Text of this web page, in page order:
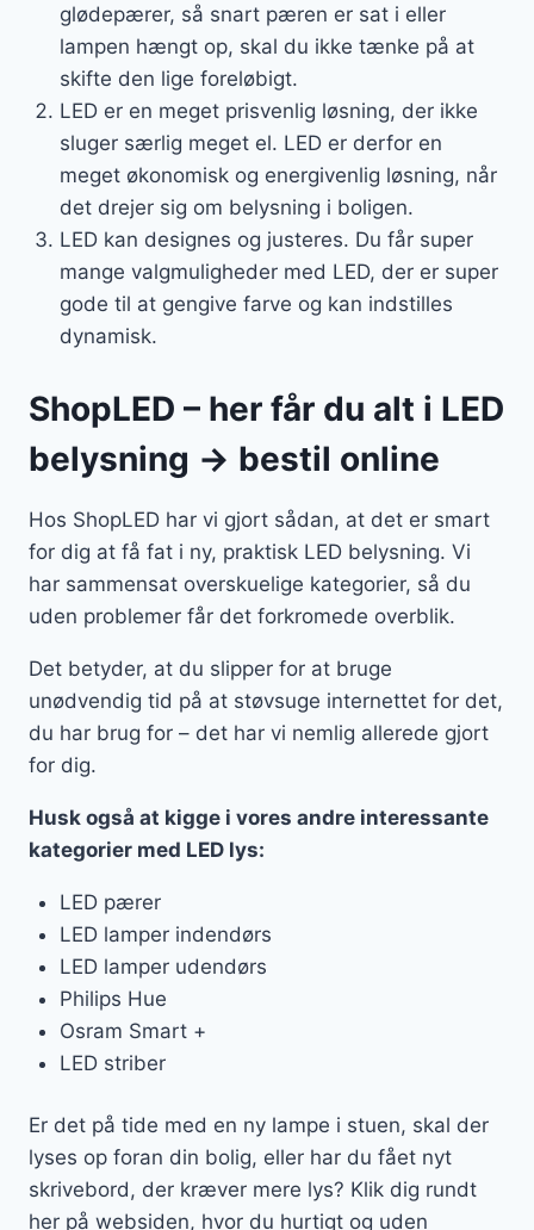
glødepærer, så snart pæren er sat i eller
lampen hængt op, skal du ikke tænke på at
skifte den lige foreløbigt.
LED er en meget prisvenlig løsning, der ikke
sluger særlig meget el. LED er derfor en
meget økonomisk og energivenlig løsning, når
det drejer sig om belysning i boligen.
LED kan designes og justeres. Du får super
mange valgmuligheder med LED, der er super
gode til at gengive farve og kan indstilles
dynamisk.
ShopLED – her får du alt i LED
belysning → bestil online
Hos ShopLED har vi gjort sådan, at det er smart
for dig at få fat i ny, praktisk LED belysning. Vi
har sammensat overskuelige kategorier, så du
uden problemer får det forkromede overblik.
Det betyder, at du slipper for at bruge
unødvendig tid på at støvsuge internettet for det,
du har brug for – det har vi nemlig allerede gjort
for dig.
Husk også at kigge i vores andre interessante
kategorier med LED lys:
LED pærer
LED lamper indendørs
LED lamper udendørs
Philips Hue
Osram Smart +
LED striber
Er det på tide med en ny lampe i stuen, skal der
lyses op foran din bolig, eller har du fået nyt
skrivebord, der kræver mere lys? Klik dig rundt
her på websiden, hvor du hurtigt og uden